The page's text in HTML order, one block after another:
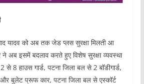
यादव को अब तक जेड प्लस सुरक्षा मिलती आ
ने अब इसमें बदलाव करते हुए विशेष सुरक्षा व्यवस्था
8 हाउस गार्ड, पटना जिला बल से 2 बॉडीगार्ड,
बुलेट प्रूफ कार, पटना जिला बल से एस्कॉर्ट